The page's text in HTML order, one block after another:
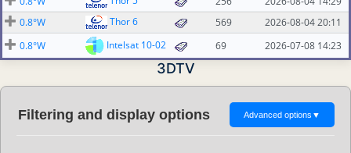
0.8°W
Thor 6 569
2026-08-04 20:11
0.8°W
Intelsat 10-02 69 2026-07-08 14:23
3DTV
Filtering and display options Advanced options ▼